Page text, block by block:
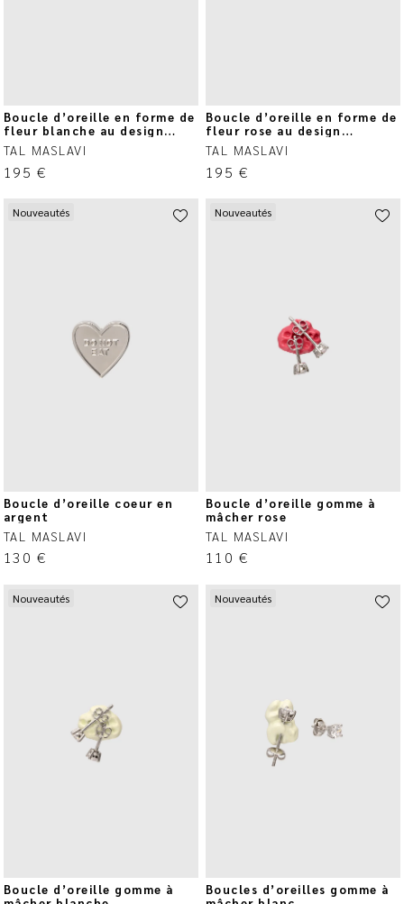
Boucle d’oreille en forme de
fleur blanche au design
circulaire
TAL MASLAVI
195 €
Boucle d’oreille en forme de
fleur rose au design
circulaire
TAL MASLAVI
195 €
Nouveautés
Boucle d’oreille coeur en
argent
TAL MASLAVI
130 €
Nouveautés
Boucle d’oreille gomme à
mâcher rose
TAL MASLAVI
110 €
Nouveautés
Boucle d’oreille gomme à
Nouveautés
Boucles d’oreilles gomme à